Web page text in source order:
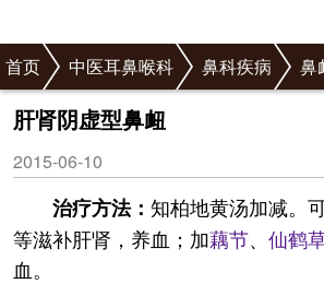
首页 中医耳鼻喉科 鼻科疾病 鼻
肝肾阴虚型鼻衄
2015-06-10
治疗方法： 知柏地黄汤加减。
等滋补肝肾，养血；加藕节、 仙鹤
血。